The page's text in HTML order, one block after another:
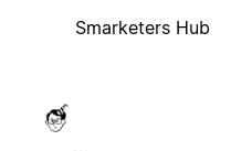
Smarketers Hub